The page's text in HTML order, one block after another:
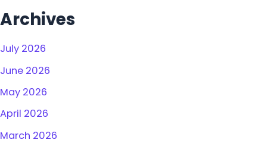
Archives
July 2026
June 2026
May 2026
April 2026
March 2026